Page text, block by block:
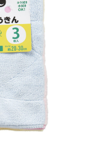
註冊。若發現惡意使用之情形，
使用額度並採取法律行動。